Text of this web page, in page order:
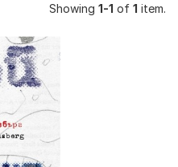
Showing 1-1 of 1 item.